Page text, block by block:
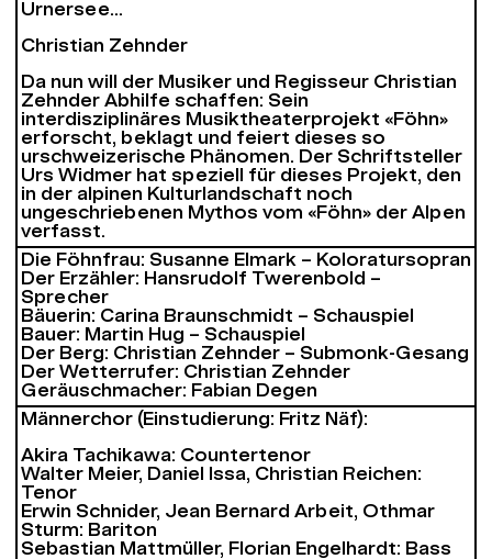
Urnersee…
Christian Zehnder
Da nun will der Musiker und Regisseur Christian
Zehnder Abhilfe schaffen: Sein
interdisziplinäres Musiktheaterprojekt «Föhn»
erforscht, beklagt und feiert dieses so
urschweizerische Phänomen. Der Schriftsteller
Urs Widmer hat speziell für dieses Projekt, den
in der alpinen Kulturlandschaft noch
ungeschriebenen Mythos vom «Föhn» der Alpen
verfasst.
Die Föhnfrau: Susanne Elmark – Koloratursopran
Der Erzähler: Hansrudolf Twerenbold –
Sprecher
Bäuerin: Carina Braunschmidt – Schauspiel
Bauer: Martin Hug – Schauspiel
Der Berg: Christian Zehnder – Submonk-Gesang
Der Wetterrufer: Christian Zehnder
Geräuschmacher: Fabian Degen
Männerchor (Einstudierung: Fritz Näf):
Akira Tachikawa: Countertenor
Walter Meier, Daniel Issa, Christian Reichen:
Tenor
Erwin Schnider, Jean Bernard Arbeit, Othmar
Sturm: Bariton
Sebastian Mattmüller, Florian Engelhardt: Bass